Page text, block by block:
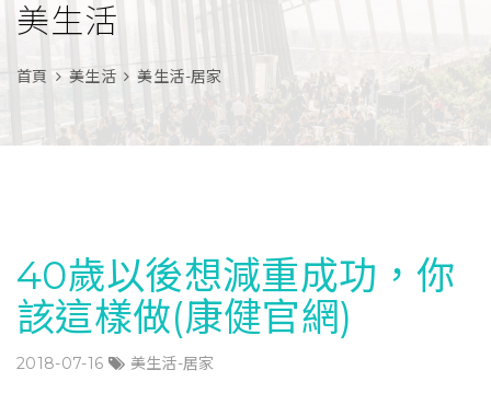
美生活
首頁 美生活 美生活-居家
40歲以後想減重成功，你
該這樣做(康健官網)
2018-07-16 美生活-居家